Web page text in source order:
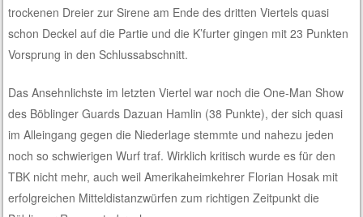
trockenen Dreier zur Sirene am Ende des dritten Viertels quasi
schon Deckel auf die Partie und die K’furter gingen mit 23 Punkten
Vorsprung in den Schlussabschnitt.
Das Ansehnlichste im letzten Viertel war noch die One-Man Show
des Böblinger Guards Dazuan Hamlin (38 Punkte), der sich quasi
im Alleingang gegen die Niederlage stemmte und nahezu jeden
noch so schwierigen Wurf traf. Wirklich kritisch wurde es für den
TBK nicht mehr, auch weil Amerikaheimkehrer Florian Hosak mit
erfolgreichen Mitteldistanzwürfen zum richtigen Zeitpunkt die